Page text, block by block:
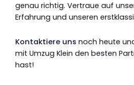
genau richtig. Vertraue auf
Erfahrung und unseren
Kontaktiere uns noch heute
mit Umzug Klein den besten
hast!